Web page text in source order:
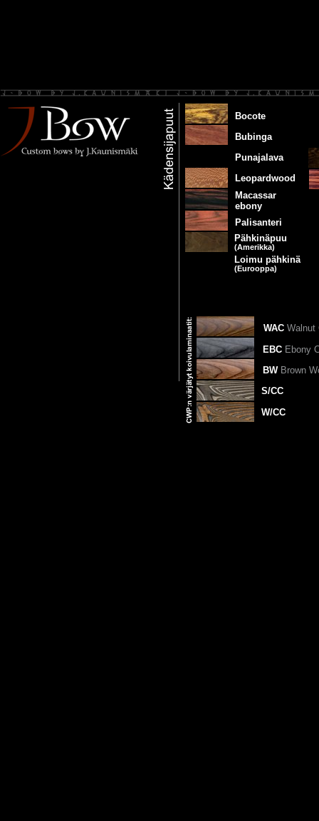
Macassar
ebony
Palisanteri
Bocote
Punajalava
Leopardwood
Pähkinäpuu
(Amerikka)
Bubinga
WAC Walnut
EBC Ebony
BW Brown
W/CC
S/CC
Loimu pähkinä
(Eurooppa)